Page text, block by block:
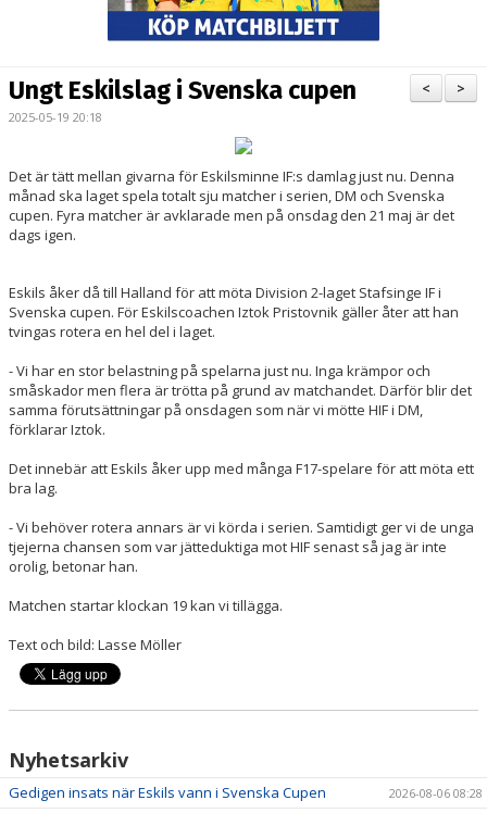
BILDGALLERI
KONTAKT
DIV. 1 SÖDRA
DAM AKADEMI - DIVISION 2
>
<
Ungt Eskilslag i Svenska cupen
2025-05-19 20:18
Det är tätt mellan givarna för Eskilsminne IF:s damlag just nu. Denna
månad ska laget spela totalt sju matcher i serien, DM och Svenska
cupen. Fyra matcher är avklarade men på onsdag den 21 maj är det
dags igen.
Eskils åker då till Halland för att möta Division 2-laget Stafsinge IF i
Svenska cupen. För Eskilscoachen Iztok Pristovnik gäller åter att han
tvingas rotera en hel del i laget.
- Vi har en stor belastning på spelarna just nu. Inga krämpor och
småskador men flera är trötta på grund av matchandet. Därför blir det
samma förutsättningar på onsdagen som när vi mötte HIF i DM,
förklarar Iztok.
Det innebär att Eskils åker upp med många F17-spelare för att möta ett
bra lag.
- Vi behöver rotera annars är vi körda i serien. Samtidigt ger vi de unga
tjejerna chansen som var jätteduktiga mot HIF senast så jag är inte
orolig, betonar han.
Matchen startarklockan 19kan vi tillägga.
Text och bild: Lasse Möller
Nyhetsarkiv
Gedigen insats när Eskils vann i Svenska Cupen 2026-08-06 08:28